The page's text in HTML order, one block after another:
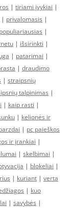
| tiriami įvykiai |
| privalomasis |
populiariausias |
| išsirinkti |
| patarimai |
| draudimo
| straipsnių
talpinimas |
| kaip rasti |
| kelionės ir
| pc paieškos
ir įrankiai |
| skelbimai |
| blokeliai |
| kuriant | verta
| kuo
| savybės |